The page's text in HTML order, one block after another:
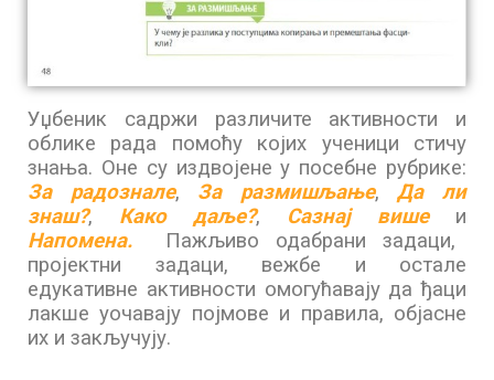
Уџбеник садржи различите активности и
облике рада помоћу којих ученици стичу
знања. Оне су издвојене у посебне рубрике:
За радознале, За размишљање,Да ли
знаш?, Како даље?, Сазнај више
и
Напомена.
Пажљиво одабрани задаци,
пројектни задаци, вежбе и остале
едукативне активности омогућавају да ђаци
лакше уочавају појмове и правила, објасне
их и закључују.